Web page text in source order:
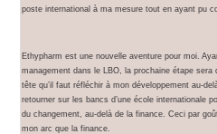
poste international à ma mesure tout en ayant pu
Ethypharm est une nouvelle aventure pour moi.
management dans le LBO, la prochaine étape
tête qu’il faut réfléchir à mon développement au-
retourner sur les bancs d’une école internationale
du changement, au-delà de la finance. Ceci par
mon arc que la finance.